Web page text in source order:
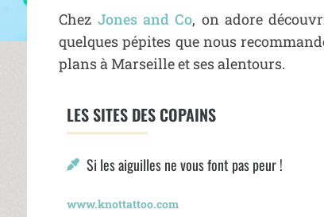
Chez Jones and Co, on adore
quelques pépites que nous
plans à Marseille et ses alentours.
LES SITES DES COPAINS
Si les aiguilles ne vous font pas peur !
www.knottattoo.com